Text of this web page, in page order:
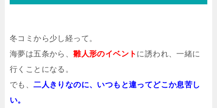
冬コミから少し経って。
海夢は五条から、雛人形のイベント に誘われ、一緒に
行くことになる。
でも、二人きりなのに、いつもと違ってどこか息苦し
い。